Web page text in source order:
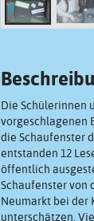
Die Schülerinnen
vorgeschlagenen
die Schaufenster
entstanden 12
öffentlich
Schaufenster von
Neumarkt bei der
unterschätzen.